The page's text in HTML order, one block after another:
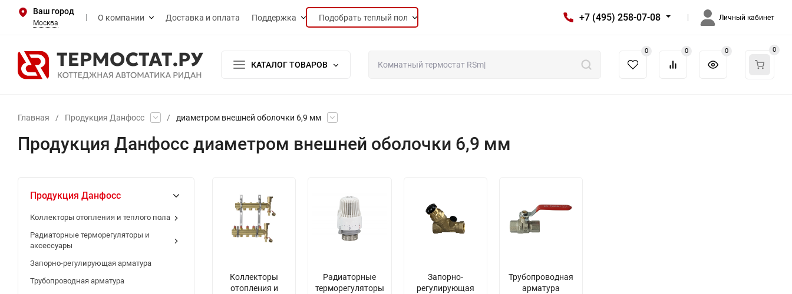
Ваш город
Москва
О компании Доставка и оплата Поддержка Подобрать теплый пол +7 (495) 258-07-08 Личный кабинет
КАТАЛОГ ТОВАРОВ
0 0 0 0
Главная / Продукция Данфосс / диаметром внешней оболочки 6,9 мм
Продукция Данфосс диаметром внешней оболочки 6,9 мм
Продукция Данфосс
Коллекторы отопления и теплого пола
Радиаторные терморегуляторы и
аксессуары
Запорно-регулирующая арматура
Трубопроводная арматура
Коллекторы
отопления и
Радиаторные
терморегуляторы
Запорно-
регулирующая
Трубопроводная
арматура